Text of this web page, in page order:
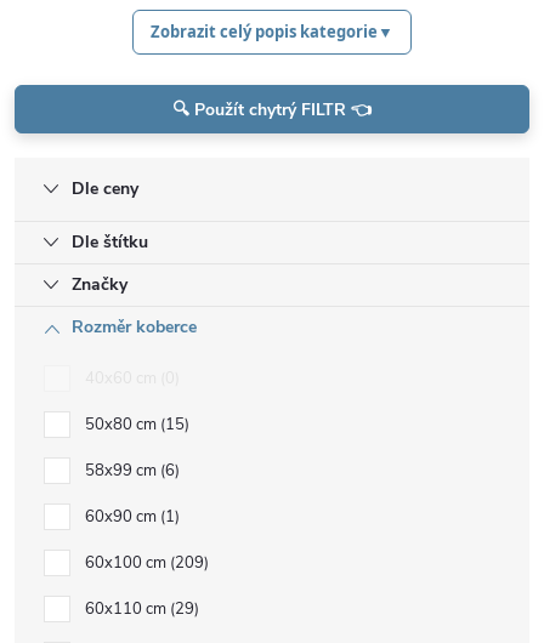
Zobrazit celý popis kategorie▼
🔍 Použít chytrý FILTR 👈
Dle ceny
Dle štítku
Značky
Rozměr koberce
50x80 cm 15
58x99 cm 6
60x90 cm 1
60x100 cm 209
60x110 cm 29